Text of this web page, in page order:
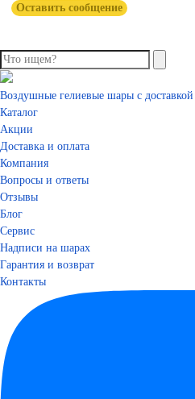
Оставить сообщение
Воздушные гелиевые шары с
Каталог
Акции
Доставка и оплата
Компания
Вопросы и ответы
Отзывы
Блог
Сервис
Надписи на шарах
Гарантия и возврат
Контакты